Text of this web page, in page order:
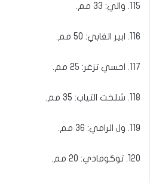
115. والي: 33 مم.
116. ابير الغابي: 50 مم.
117. احسي تزغر: 25 مم.
118. شلخت التياب: 35 مم.
119. ول الرامي: 36 مم.
120. توكومادي: 20 مم.